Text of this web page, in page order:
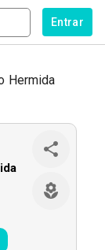
Entrar
Hermida